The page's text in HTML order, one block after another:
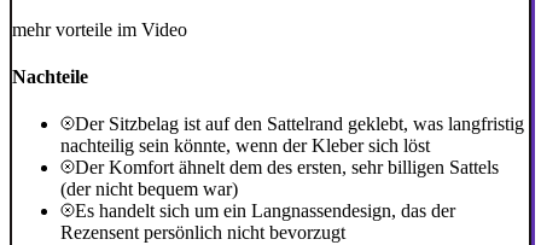
mehr vorteile im Video
Nachteile
Der Sitzbelag ist auf den Sattelrand geklebt, was langfristig
nachteilig sein könnte, wenn der Kleber sich löst
Der Komfort ähnelt dem des ersten, sehr billigen Sattels
(der nicht bequem war)
Es handelt sich um ein Langnassendesign, das der
Rezensent persönlich nicht bevorzugt